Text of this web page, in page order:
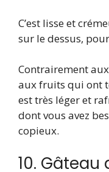
C’est lisse et
sur le dessus,
Contrairement
aux fruits qui ont
est très léger et
dont vous avez
copieux.
10. Gâteau